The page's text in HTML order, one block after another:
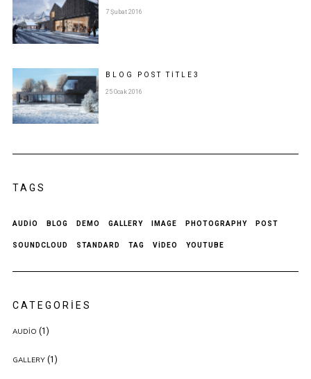
7 Şubat 2016
BLOG POSTTITLE 3
25 Ocak 2016
TAGS
AUDIO BLOG DEMO GALLERY IMAGE PHOTOGRAPHY POST
SOUNDCLOUD STANDARD TAG VIDEO YOUTUBE
CATEGORIES
AUDIO (1)
GALLERY(1)